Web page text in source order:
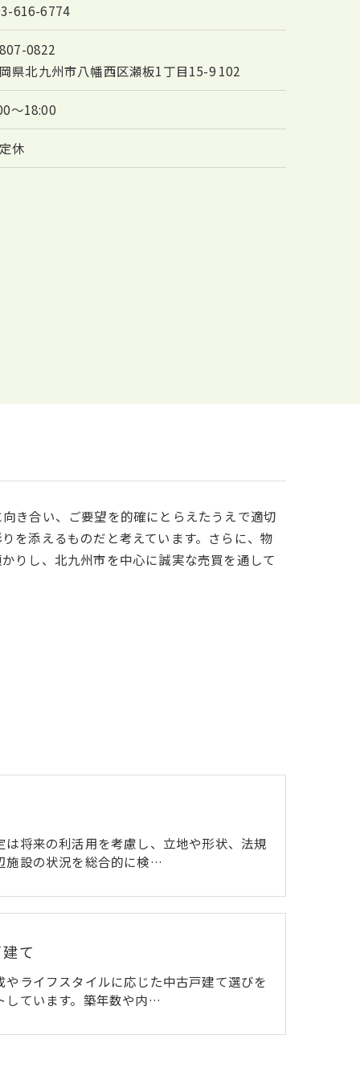
616-6774
0822
県北九州市八幡西区瀬板1丁目15-9 102
～18:00
休
き合い、ご要望を的確にとらえたうえで適切
を添えるものだと考えています。さらに、物
りし、北九州市を中心に誠実な売買を通して
は将来の利活用を考慮し、立地や形状、法規
施設の状況を総合的に検…
て
やライフスタイルに応じた中古戸建て選びを
しています。築年数や内…